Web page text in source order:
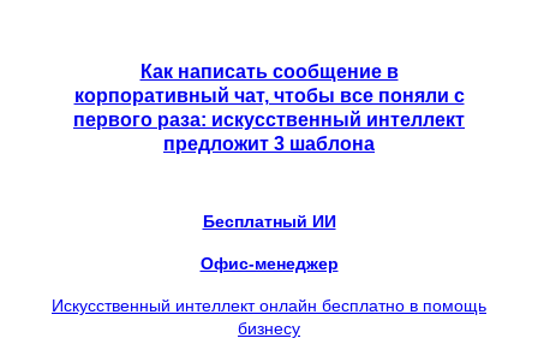
Как написать сообщение в
корпоративный чат, чтобы все поняли с
первого раза: искусственный интеллект
предложит 3 шаблона
Бесплатный ИИ
Офис-менеджер
Искусственный интеллект онлайн бесплатно в помощь
бизнесу